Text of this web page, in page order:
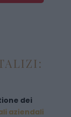
dei
aziendali